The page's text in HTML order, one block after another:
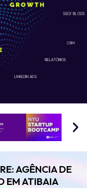
LINKEDIN ADS
CRM
RELATÓRIOS
SEO/ BLOGS
AGÊNCIA DE
EM ATIBAIA